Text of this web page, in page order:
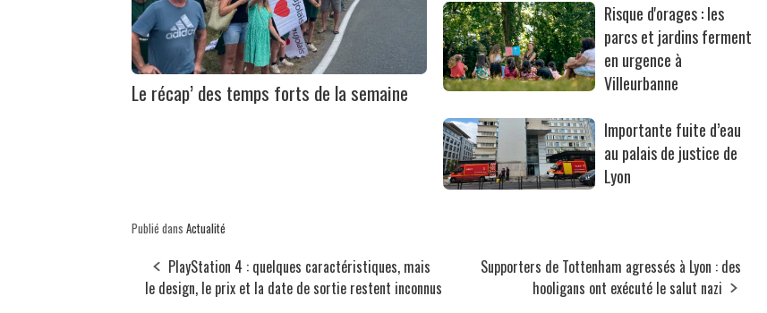
Le récap’ des temps forts de la semaine
Risque d'orages : les
parcs et jardins ferment
en urgence à
Villeurbanne
Importante fuite d’eau
au palais de justice de
Lyon
Publié dans Actualité
PlayStation 4 : quelques caractéristiques, mais
le design, le prix et la date de sortie restent inconnus
Supporters de Tottenham agressés à Lyon : des
hooligans ont exécuté le salut nazi